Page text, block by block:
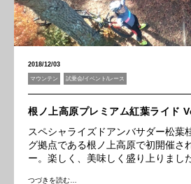
2018/12/03
マウンテン 試乗会/イベント/レース
根ノ上高原プレミアム紅葉ライド
スペシャライズドアンバサダー松葉
グ拠点である根ノ上高原で初開催さ
ー。楽しく、美味しく盛り上りまし
つづきを読む…